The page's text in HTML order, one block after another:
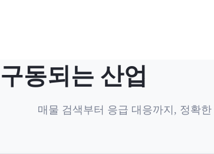
동되는 산업
매물 검색부터 응급 대응까지, 정확